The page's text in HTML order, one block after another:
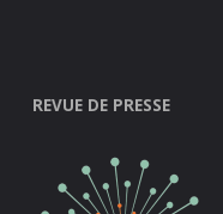
REVUE DE PRESSE